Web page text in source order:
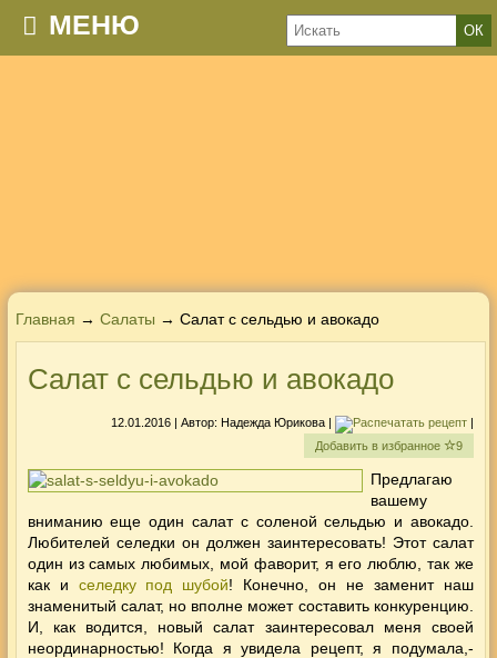
МЕНЮ
Главная → Салаты → Салат с сельдью и авокадо
Салат с сельдью и авокадо
12.01.2016 | Автор: Надежда Юрикова|
|
Добавить в избранное
9
Предлагаю
вашему
вниманию еще один салат с соленой сельдью и авокадо.
Любителей селедки он должен заинтересовать! Этот салат
один из самых любимых, мой фаворит, я его люблю, так же
как и селедку под шубой! Конечно, он не заменит наш
знаменитый салат, но вполне может составить конкуренцию.
И, как водится, новый салат заинтересовал меня своей
неординарностью! Когда я увидела рецепт, я подумала,-